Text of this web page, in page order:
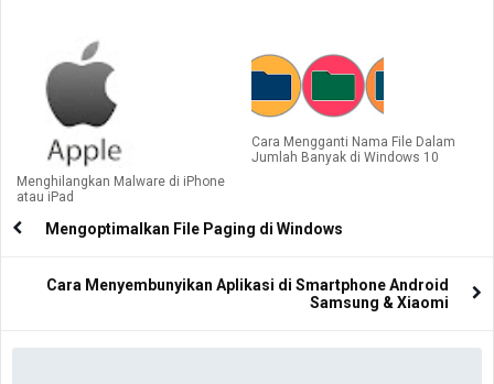
Menghilangkan Malware di iPhone
atau iPad
Cara Mengganti Nama File Dalam
Jumlah Banyak di Windows 10
Mengoptimalkan File Paging di Windows
Cara Menyembunyikan Aplikasi di Smartphone Android
Samsung & Xiaomi